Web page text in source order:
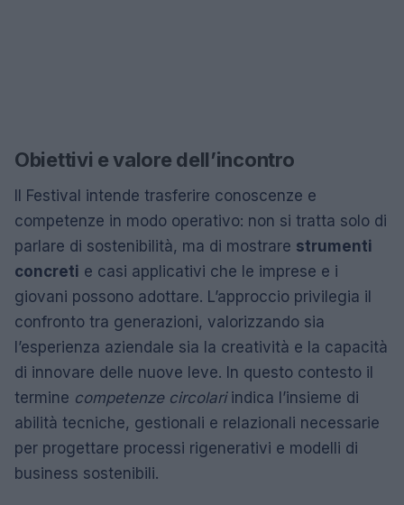
Obiettivi e valore dell’incontro
Il Festival intende trasferire conoscenze e
competenze in modo operativo: non si tratta solo di
parlare di sostenibilità, ma di mostrare strumenti
concreti e casi applicativi che le imprese e i
giovani possono adottare. L’approccio privilegia il
confronto tra generazioni, valorizzando sia
l’esperienza aziendale sia la creatività e la capacità
di innovare delle nuove leve. In questo contesto il
termine competenze circolariindica l’insieme di
abilità tecniche, gestionali e relazionali necessarie
per progettare processi rigenerativi e modelli di
business sostenibili.